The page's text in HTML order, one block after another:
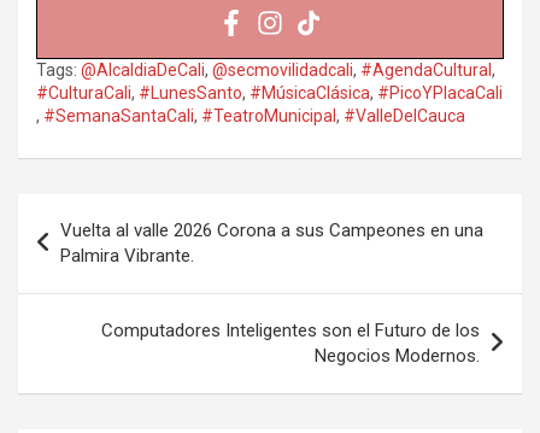
Tags: @AlcaldiaDeCali, @secmovilidadcali, #AgendaCultural,
#CulturaCali, #LunesSanto, #MúsicaClásica, #PicoYPlacaCali
, #SemanaSantaCali, #TeatroMunicipal, #ValleDelCauca
de
entradas
Vuelta al valle 2026 Corona a sus Campeones en una
Palmira Vibrante.
Computadores Inteligentes son el Futuro de los
Negocios Modernos.